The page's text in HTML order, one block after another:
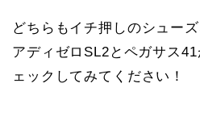
どちらもイチ押しのシューズ
アディゼロSL2とペガサス
ェックしてみてください！